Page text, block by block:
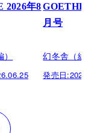
2026年8GOETHE
月号
幻冬舎（編）
発売日: